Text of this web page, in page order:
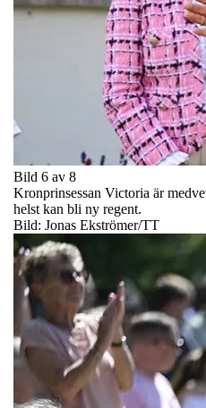
Bild 6 av 8
Kronprinsessan Victoria är
helst kan bli ny regent.
Bild: Jonas Ekströmer/TT